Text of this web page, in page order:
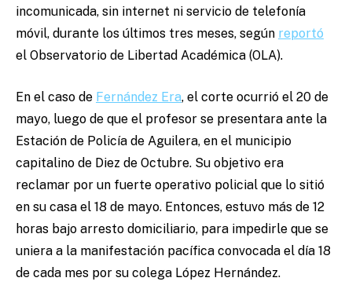
incomunicada, sin internet ni servicio de telefonía
móvil, durante los últimos tres meses, según reportó
el Observatorio de Libertad Académica (OLA).
En el caso de Fernández Era, el corte ocurrió el 20 de
mayo, luego de que el profesor se presentara ante la
Estación de Policía de Aguilera, en el municipio
capitalino de Diez de Octubre. Su objetivo era
reclamar por un fuerte operativo policial que lo sitió
en su casa el 18 de mayo. Entonces, estuvo más de 12
horas bajo arresto domiciliario, para impedirle que se
uniera a la manifestación pacífica convocada el día 18
de cada mes por su colega López Hernández.